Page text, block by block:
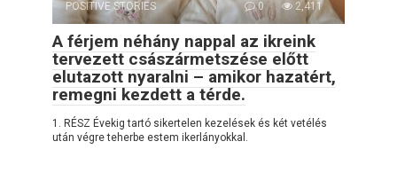
POSITIVE STORIES 0 2,411
A férjem néhány nappal az ikreink
tervezett császármetszése előtt
elutazott nyaralni – amikor hazatért,
remegni kezdett a térde.
1. RÉSZ Évekig tartó sikertelen kezelések és két vetélés
után végre teherbe estem ikerlányokkal.